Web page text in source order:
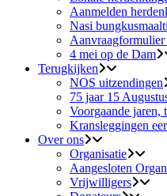
Aanmelden
Nasi
4 mei op de Dam
Terugkijken
NOS uitzendingen
75 jaar 15
Voorgaande jaren,
Kransleggingen
Over ons
Organisatie
Aangesloten
Vrijwilligers